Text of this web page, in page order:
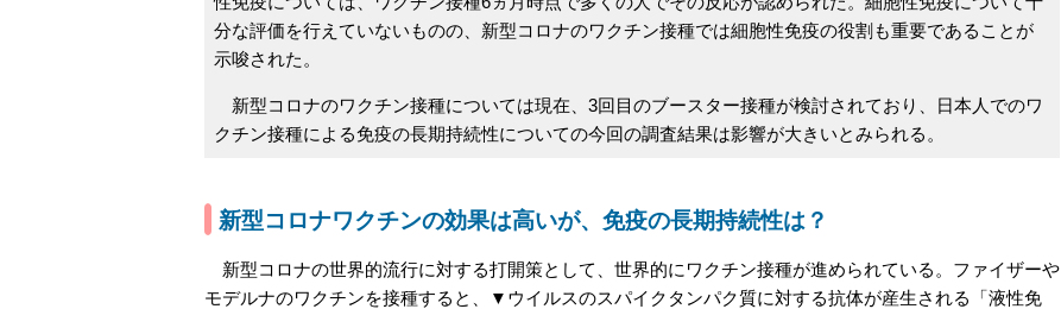
分な評価を行えていないものの、新型コロナのワクチン接種では細胞性免疫の役割も重要であることが
示唆された。
新型コロナのワクチン接種については現在、3回目のブースター接種が検討されており、日本人でのワ
クチン接種による免疫の長期持続性についての今回の調査結果は影響が大きいとみられる。
新型コロナワクチンの効果は高いが、免疫の長期持続性は？
新型コロナの世界的流行に対する打開策として、世界的にワクチン接種が進められている。ファイザーや
モデルナのワクチンを接種すると、▼ウイルスのスパイクタンパク質に対する抗体が産生される「液性免